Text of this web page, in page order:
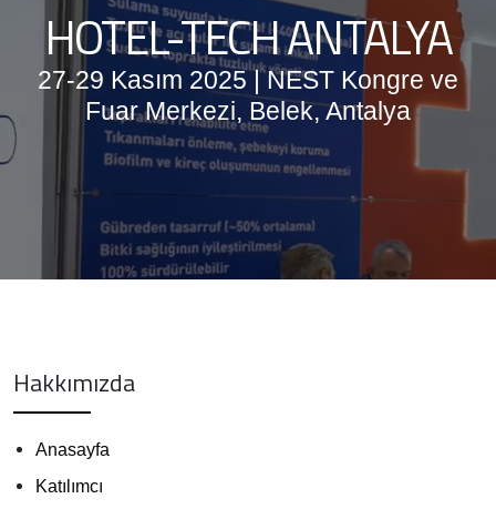
HOTEL-TECH ANTALYA
27-29 Kasım 2025 | NEST Kongre ve
Fuar Merkezi, Belek, Antalya
Hakkımızda
Anasayfa
Katılımcı